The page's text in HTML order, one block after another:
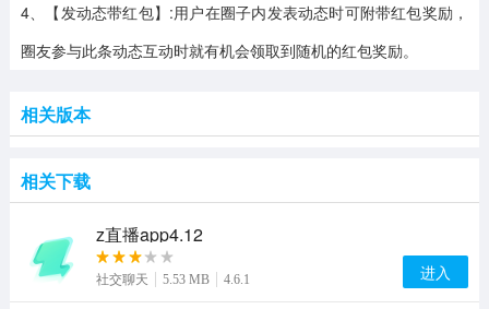
4、【发动态带红包】:用户在圈子内发表动态时可附带红包奖励，
圈友参与此条动态互动时就有机会领取到随机的红包奖励。
相关版本
相关下载
z直播app4.12
社交聊天 5.53 MB 4.6.1 进入